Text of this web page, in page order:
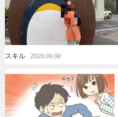
暮らし
スキル 2020.09.08